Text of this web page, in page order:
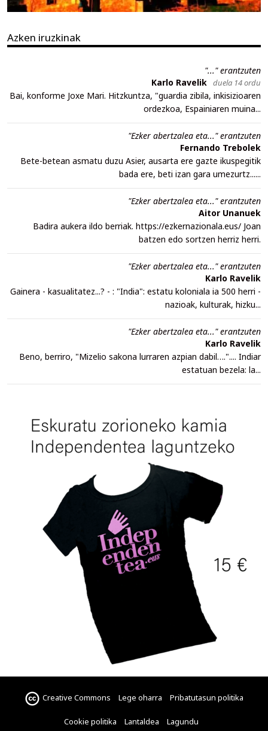
Azken iruzkinak
"..." erantzuten
Karlo Ravelik duela 14 ordu
Bai, konforme Joxe Mari. Hitzkuntza, "guardia zibila, inkisizioaren
ordezkoa, Espainiaren muina...
"Ezker abertzalea eta..." erantzuten
Fernando Trebolek
Bete-betean asmatu duzu Asier, ausarta ere gazte ikuspegitik
bada ere, beti izan gara umezurtz......
"Ezker abertzalea eta..." erantzuten
Aitor Unanuek
Badira aukera ildo berriak. https://ezkernazionala.eus/ Joan
batzen edo sortzen herriz herri.
"Ezker abertzalea eta..." erantzuten
Karlo Ravelik
Gainera - kasualitatez...? - : "India": estatu koloniala ia 500 herri -
nazioak, kulturak, hizku...
"Ezker abertzalea eta..." erantzuten
Karlo Ravelik
Beno, berriro, "Mizelio sakona lurraren azpian dabil….".... Indiar
estatuan bezela: la...
Creative Commons Lege oharra Pribatutasun politika
Cookie politika Lantaldea Lagundu